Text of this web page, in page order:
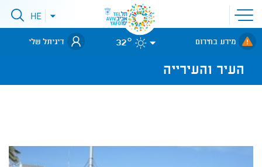
פתיחת
תפריט
אתר
לאתר עיריית
תל-אביב
פתיחתHE
מידע בחירום 32° דיגיתל שלי
העיר והעירייה